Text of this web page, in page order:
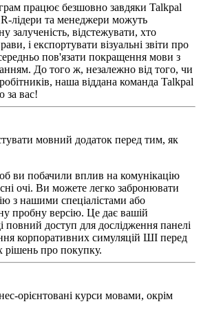
працює безшовно завдяки Talkpal
лідери та менеджери можуть
залученість, відстежувати, хто
і експортувати візуальні звіти про
пов'язати покращення мови з
До того ж, незалежно від того, чи
наша віддана команда Talkpal
за вас!
мовний додаток перед тим, як
ви побачили вплив на комунікацію
очі. Ви можете легко забронювати
з нашими спеціалістами або
пробну версію. Це дає вашій
повний доступ для дослідження панелі
корпоративних симуляцій ШІ перед
рішень про покупку.
орієнтовані курси мовами, окрім